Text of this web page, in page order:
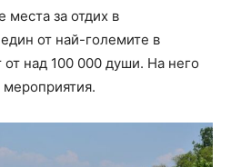
места за отдих в
от най-големите в
от над 100 000 души. На него